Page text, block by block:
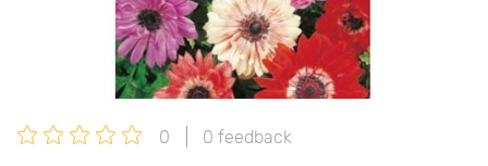
0 0 feedback